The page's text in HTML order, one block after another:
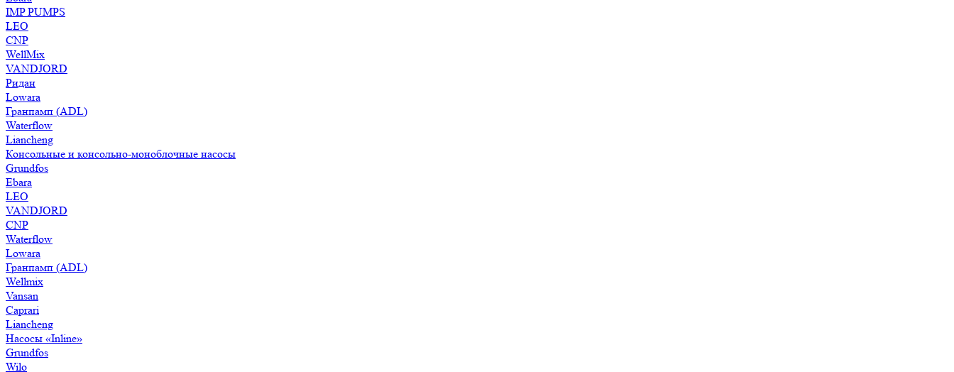
IMP PUMPS
LEO
CNP
WellMix
VANDJORD
Ридан
Lowara
Гранпамп (ADL)
Waterflow
Liancheng
Консольные и консольно-моноблочные насосы
Grundfos
Ebara
LEO
VANDJORD
CNP
Waterflow
Lowara
Гранпамп (ADL)
Wellmix
Vansan
Caprari
Liancheng
Насосы «Inline»
Grundfos
Wilo